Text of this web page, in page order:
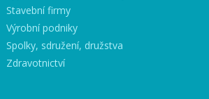
Stavební firmy
Výrobní podniky
Spolky, sdružení, družstva
Zdravotnictví